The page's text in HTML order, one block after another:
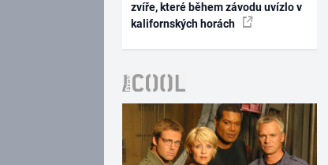
zvíře, které během závodu uvízlo v
kalifornských horách